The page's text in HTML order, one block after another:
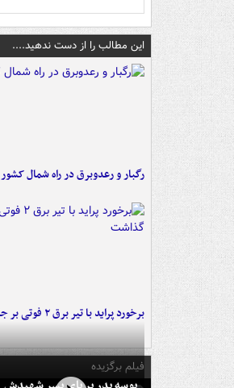
این مطالب را از دست ندهید....
رگبار و رعدوبرق در راه شمال کشور
برخورد پراید با تیر برق ۲ فوتی بر جای گذاشت
فیلم برگزیده